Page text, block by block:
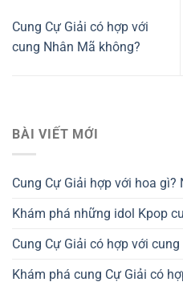
Cung Cự Giải có hợp với
cung Nhân Mã không?
BÀI VIẾT MỚI
Cung Cự Giải hợp với hoa
Khám phá những idol Kpop
Cung Cự Giải có hợp với
Khám phá cung Cự Giải có